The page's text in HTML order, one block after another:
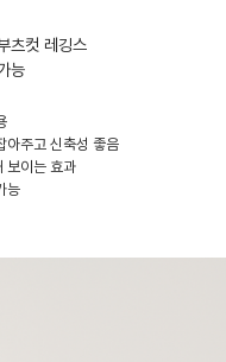
츠컷 레깅스
능
아주고 신축성 좋음
보이는 효과
능